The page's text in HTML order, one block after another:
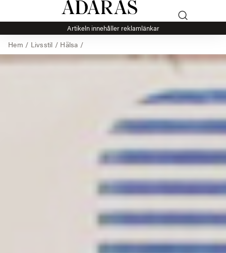
Artikeln innehåller reklamlänkar
Hem / Livsstil / Hälsa /